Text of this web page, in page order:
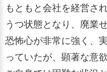
もともと会社を経営さ
うつ状態となり、廃業
恐怖心が非常に強く、
っていたが、顕著な意